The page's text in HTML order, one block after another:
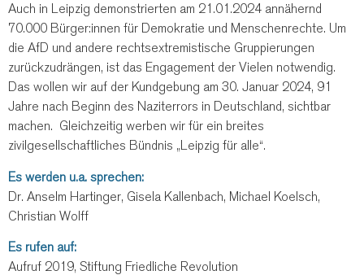
Auch in Leipzig demonstrierten am 21.01.2024 annähernd
70.000 Bürger:innen für Demokratie und Menschenrechte. Um
die AfD und andere rechtsextremistische Gruppierungen
zurückzudrängen, ist das Engagement der Vielen notwendig.
Das wollen wir auf der Kundgebung am 30. Januar 2024, 91
Jahre nach Beginn des Naziterrors in Deutschland, sichtbar
machen. Gleichzeitig werben wir für ein breites
zivilgesellschaftliches Bündnis „Leipzig für alle“.
Es werden u.a. sprechen:
Dr. Anselm Hartinger, Gisela Kallenbach, Michael Koelsch,
Christian Wolff
Es rufen auf:
Aufruf 2019, Stiftung Friedliche Revolution